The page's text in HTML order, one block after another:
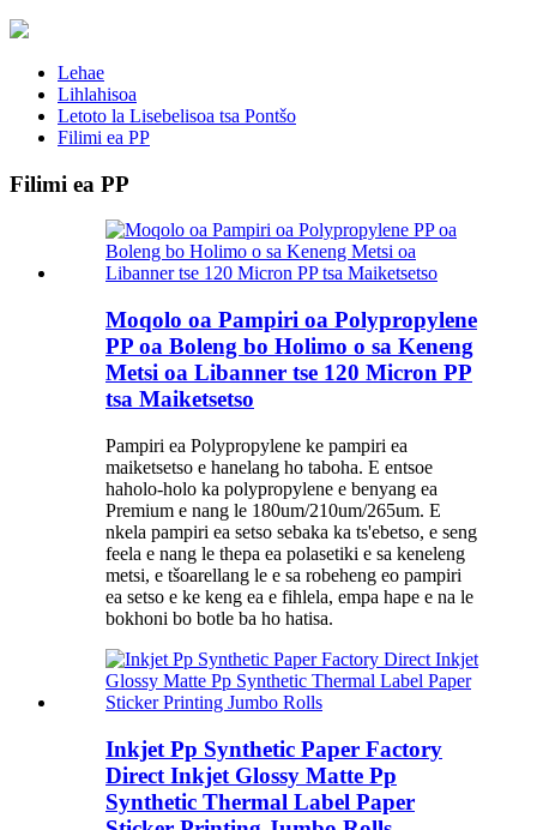
Lehae
Lihlahisoa
Letoto la Lisebelisoa tsa Pontšo
Filimi ea PP
Filimi ea PP
Moqolo oa Pampiri oa Polypropylene
PP oa Boleng bo Holimo o sa Keneng
Metsi oa Libanner tse 120 Micron PP
tsa Maiketsetso
Pampiri ea Polypropylene ke pampiri ea
maiketsetso e hanelang ho taboha. E entsoe
haholo-holo ka polypropylene e benyang ea
Premium e nang le 180um/210um/265um. E
nkela pampiri ea setso sebaka ka ts'ebetso, e seng
feela e nang le thepa ea polasetiki e sa keneleng
metsi, e tšoarellang le e sa robeheng eo pampiri
ea setso e ke keng ea e fihlela, empa hape e na le
bokhoni bo botle ba ho hatisa.
Inkjet Pp Synthetic Paper Factory
Direct Inkjet Glossy Matte Pp
Synthetic Thermal Label Paper